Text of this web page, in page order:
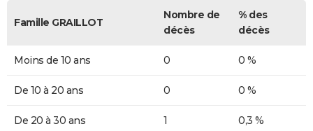
Famille GRAILLOT
Nombre de
décès
% des
décès
Moins de 10 ans 0 0 %
De 10 à 20 ans 0 0 %
De 20 à 30 ans 1 0,3 %